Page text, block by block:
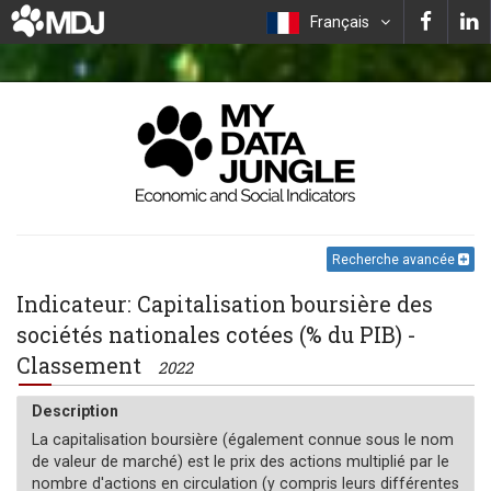
Français
Recherche avancée
Indicateur: Capitalisation boursière des
sociétés nationales cotées (% du PIB) -
Classement
2022
Description
La capitalisation boursière (également connue sous le nom
de valeur de marché) est le prix des actions multiplié par le
nombre d'actions en circulation (y compris leurs différentes